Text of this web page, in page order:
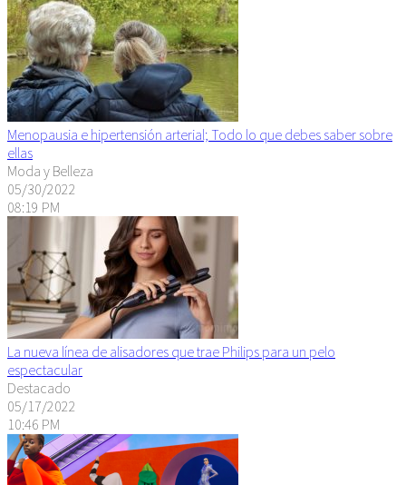
Menopausia e hipertensión arterial; Todo lo que debes saber sobre
ellas
Moda y Belleza
05/30/2022
08:19 PM
La nueva línea de alisadores que trae Philips para un pelo
espectacular
Destacado
05/17/2022
10:46 PM